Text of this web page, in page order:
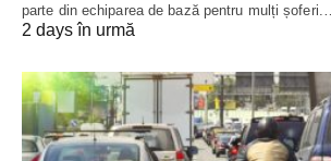
parte din echiparea de bază pentru mulți șoferi.…
2 days în urmă